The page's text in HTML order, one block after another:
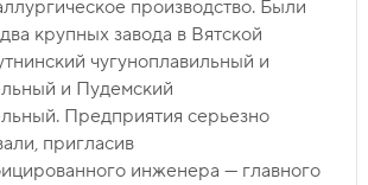
производство. Были
крупных завода в Вятской
чугуноплавильный и
и Пудемский
Предприятия серьезно
пригласив
инженера — главного